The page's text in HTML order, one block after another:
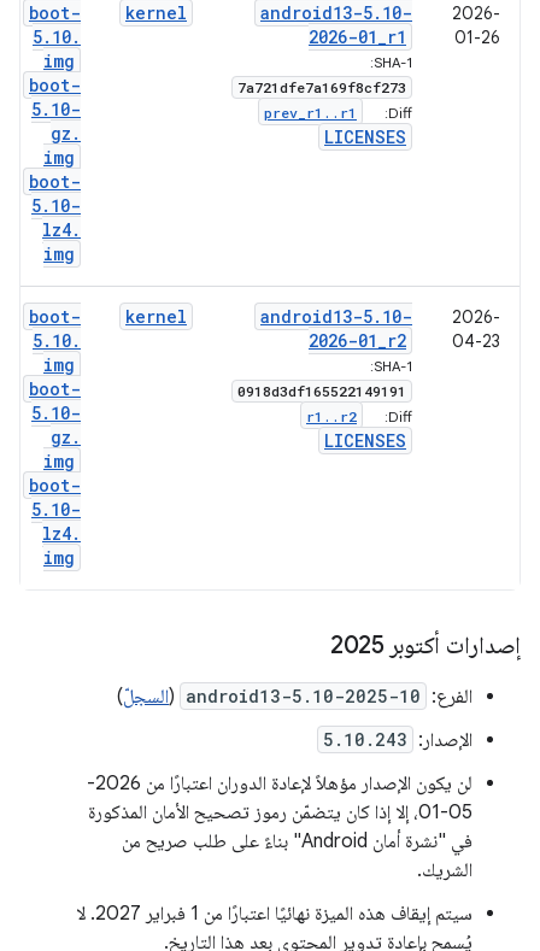
2026-
01-26
android13-5. 10-
2026-01_r1
SHA-1:
7a721dfe7a169f8cf273
Diff:
prev r1 . . r1
LICENSES
kernel
boot-
5. 10.
img
boot-
5. 10-
gz .
img
boot-
5. 10-
lz4.
img
2026-
04-23
android13-5. 10-
2026-01_r2
SHA-1:
0918d3df165522149191
Diff:
r1 . . r2
LICENSES
kernel
boot-
5. 10.
img
boot-
5. 10-
gz .
img
boot-
5. 10-
lz4.
img
إصدارات أكتوبر 2025
الفرع: android13-5.10-2025-10
(السجلّ)
الإصدار: 5.10.243
لن يكون الإصدار مؤهلاً لإعادة الدوران اعتبارًا من 2026-
05-01، إلا إذا كان يتضمّن رموز تصحيح الأمان المذكورة
في "نشرة أمان Android" بناءً على طلب صريح من
الشريك.
سيتم إيقاف هذه الميزة نهائيًا اعتبارًا من 1 فبراير 2027. لا
يُسمح بإعادة تدوير المحتوى بعد هذا التاريخ.